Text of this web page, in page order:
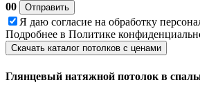
00
Отправить
Я даю согласие на обработку
Подробнее в Политике
Скачать каталог потолков с ценами
Глянцевый натяжной потолок в